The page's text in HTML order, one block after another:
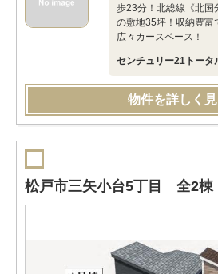
歩23分！北総線《北国
の敷地35坪！収納豊
広々カースペース！
センチュリー21トータ
物件を詳しく
松戸市三矢小台5丁目 全2棟